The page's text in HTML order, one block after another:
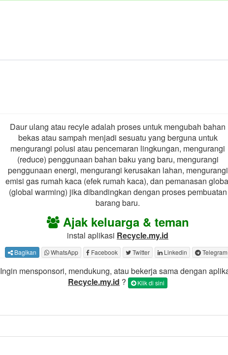
Daur ulang atau recyle adalah proses untuk mengubah bahan
bekas atau sampah menjadi sesuatu yang berguna untuk
mengurangi polusi atau pencemaran lingkungan, mengurangi
(reduce) penggunaan bahan baku yang baru, mengurangi
penggunaan energi, mengurangi kerusakan lahan, mengurangi
emisi gas rumah kaca (efek rumah kaca), dan pemanasan
(global warming) jika dibandingkan dengan proses pembuatan
barang baru.
Ajak keluarga & teman
instal aplikasi Recycle.my.id
Bagikan WhatsApp Facebook Twitter Linkedin Telegram
Ingin mensponsori, mendukung, atau bekerja sama dengan
Recycle.my.id ? Klik di sini